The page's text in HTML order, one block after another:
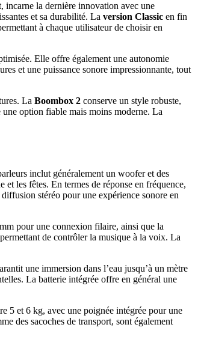
incarne la dernière innovation avec une
et sa durabilité. La version Classic en fin
à chaque utilisateur de choisir en
Elle offre également une autonomie
et une puissance sonore impressionnante, tout
La Boombox 2 conserve un style robuste,
une option fiable mais moins moderne. La
inclut généralement un woofer et des
et les fêtes. En termes de réponse en fréquence,
stéréo pour une expérience sonore en
pour une connexion filaire, ainsi que la
de contrôler la musique à la voix. La
une immersion dans l’eau jusqu’à un mètre
La batterie intégrée offre en général une
5 et 6 kg, avec une poignée intégrée pour une
des sacoches de transport, sont également